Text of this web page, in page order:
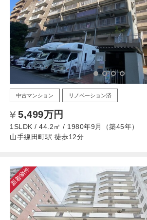
中古マンション リノベーション済
5,499万円
1SLDK / 44.2㎡ / 1980年9月（築45年）
山手線田町駅 徒歩12分
新着物件